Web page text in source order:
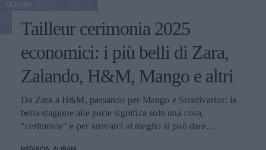
Tailleur cerimonia 2025
economici: i più belli di Zara,
Zalando, H&M, Mango e altri
Da Zara a H&M, passando per Mango e Stradivarius: la
bella stagione alle porte significa solo una cosa,
"cerimonie" e per arrivarci al meglio si può dare
NATASCIA_ALIBANI